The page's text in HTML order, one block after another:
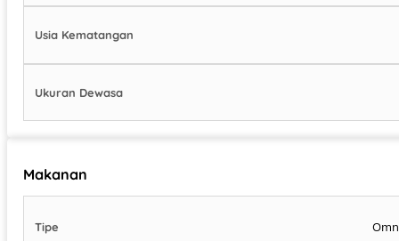
Usia Kematangan
Ukuran Dewasa
Makanan
Tipe